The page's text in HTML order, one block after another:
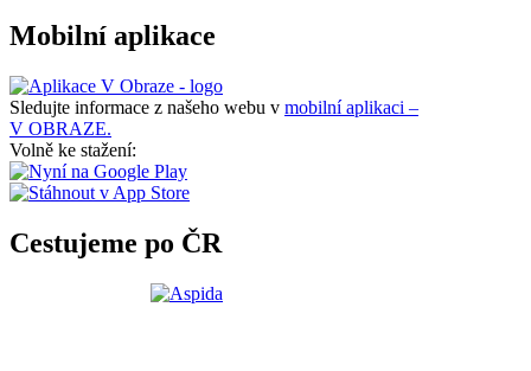
Mobilní aplikace
Sledujte informace z našeho webu v mobilní aplikaci –
V OBRAZE.
Volně ke stažení:
Cestujeme po ČR